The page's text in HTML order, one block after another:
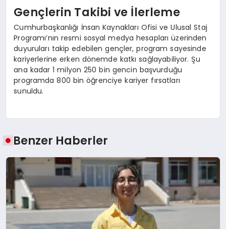
Gençlerin Takibi ve İlerleme
Cumhurbaşkanlığı İnsan Kaynakları Ofisi ve Ulusal Staj
Programı’nın resmi sosyal medya hesapları üzerinden
duyuruları takip edebilen gençler, program sayesinde
kariyerlerine erken dönemde katkı sağlayabiliyor. Şu
ana kadar 1 milyon 250 bin gencin başvurduğu
programda 800 bin öğrenciye kariyer fırsatları
sunuldu.
Benzer Haberler